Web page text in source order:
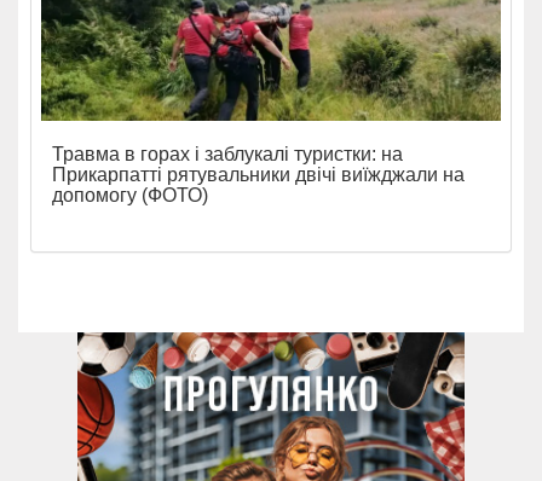
Травма в горах і заблукалі туристки: на
Прикарпатті рятувальники двічі виїжджали на
допомогу (ФОТО)